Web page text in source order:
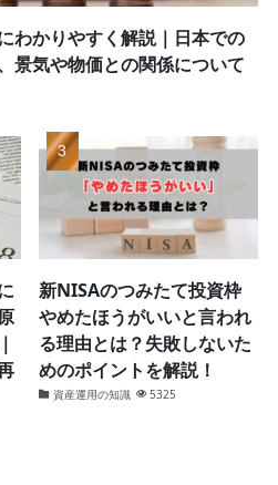
わかりやすく解説｜日本での
景気や物価との関係について
新NISAのつみたて投資枠
やめたほうがいいと言われ
る理由とは？失敗しないた
めのポイントを解説！
資産運用の知識 5325